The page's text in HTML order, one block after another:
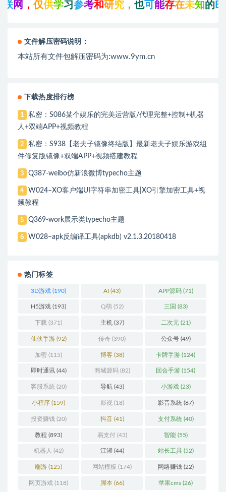
学 习 参考和研究，也可能存 在未知的BUG与瑕疵
文件解压密码说明：
本站所有文件包解压密码为:www.9ym.cn
下载热度排行榜
1
私密：S086某个娱乐的完美运营版/代理完整+控制+机器
人+双端APP+视频教程
2
私密：S938【老夫子镜像终结版】最新老夫子娱乐游戏组
件修复版镜像+双端APP+视频搭建教程
3 Q387-weibo仿新浪微博typecho主题
4
W024–XO客户端UI字符串加密工具|XO引擎加密工具+视
频教程
5 Q369-work展示类typecho主题
6 W028–apk反编译工具(apkdb) v2.1.3.20180418
热门标签
3D游戏 (190) AI (43) APP源码(71)
H5游戏 (193) Q萌 (52) 三国 (83)
下载 (371) 主机(37) 二次元(21)
仙侠手游(92) 传奇 (390) 公众号(49)
加密 (115) 博客(38) 卡牌手游 (124)
即时通讯(44) 商城源码(82) 回合手游 (154)
客服系统 (20) 导航(43) 小游戏(23)
小程序 (159) 影视(18) 影音系统 (87)
投资赚钱 (20) 抖音(41) 支付系统 (40)
教程 (893) 易支付(43) 智能(55)
机器人 (42) 江湖 (44) 站长工具(52)
端游 (125) 网站模板 (174) 网络赚钱(22)
网页游戏 (118) 脚本(66) 苹果cms (26)